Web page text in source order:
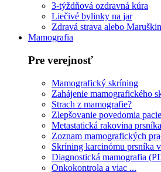
3-týždňová ozdravná kúra
Liečivé bylinky na jar
Zdravá strava alebo
Mamografia
Pre verejnosť
Mamografický skríning
Zahájenie mamografického
Strach z mamografie?
Zlepšovanie povedomia
Metastatická rakovina prsníka
Zoznam mamografických
Skríning karcinómu prsníka
Diagnostická mamografia
Onkokontrola a viac ...